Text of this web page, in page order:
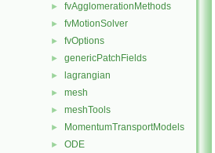
► fvAgglomerationMethods
► fvMotionSolver
► fvOptions
► genericPatchFields
► lagrangian
► mesh
► meshTools
► MomentumTransportModels
► ODE